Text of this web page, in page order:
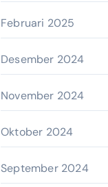
Februari 2025
Desember 2024
November 2024
Oktober 2024
September 2024